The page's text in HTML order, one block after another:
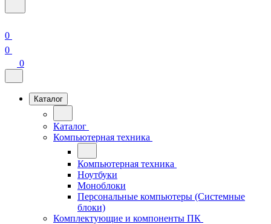
0
0
0
Каталог
Каталог
Компьютерная техника
Компьютерная техника
Ноутбуки
Моноблоки
Персональные компьютеры (Системные
блоки)
Комплектующие и компоненты ПК